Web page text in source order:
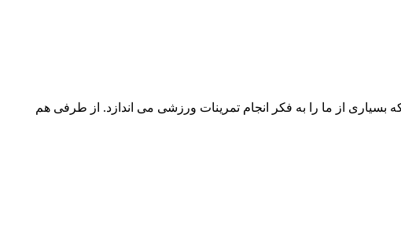
از ما را به فکر انجام تمرینات ورزشی می اندازد. از طرفی هم